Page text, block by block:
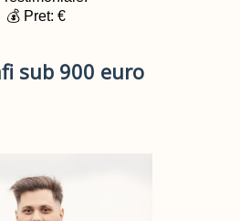
💰 Pret: €
sub 900 euro